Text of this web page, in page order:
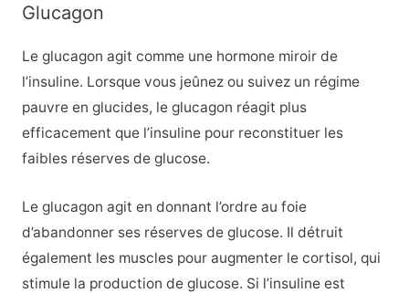
Glucagon
Le glucagon agit comme une hormone miroir de
l’insuline. Lorsque vous jeûnez ou suivez un régime
pauvre en glucides, le glucagon réagit plus
efficacement que l’insuline pour reconstituer les
faibles réserves de glucose.
Le glucagon agit en donnant l’ordre au foie
d’abandonner ses réserves de glucose. Il détruit
également les muscles pour augmenter le cortisol, qui
stimule la production de glucose. Si l’insuline est